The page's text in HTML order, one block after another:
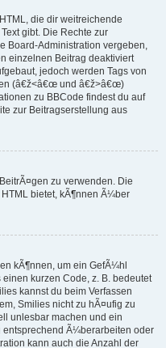
die dir weitreichende
gibt. Die Rechte zur
Board-Administration vergeben,
einzelnen Beitrag deaktiviert
jedoch werden Tags von
(â€ž<â€œ und â€ž>â€œ)
zu BBCode findest du auf
zur Beitragserstellung aus
zu verwenden. Die
bietet, kÃ¶nnen Ã¼ber
kÃ¶nnen, um ein GefÃ¼hl
kurzen Code, z. B. bedeutet
kannst du beim Verfassen
Smilies nicht zu hÃ¤ufig zu
unlesbar machen und ein
entsprechend Ã¼berarbeiten oder
kann auch die Anzahl der